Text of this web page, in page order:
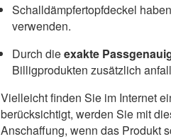
Schalldämpfertopfdeckel
verwenden.
Durch dieexakte
Billigprodukten zusätzlich
Vielleicht finden Sie im Internet
berücksichtigt, werden Sie mit
Anschaffung, wenn das Produkt